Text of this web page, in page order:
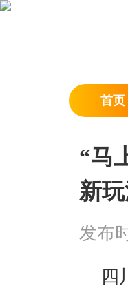
首页
“马
新
发布
四